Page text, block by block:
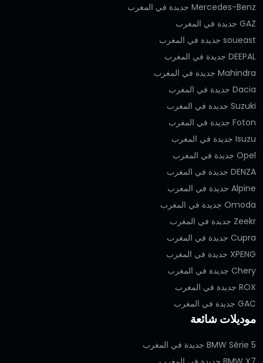
Mercedes-Benz جديدة في المغرب
GAZ جديدة في المغرب
soueast جديدة في المغرب
DEEPAL جديدة في المغرب
Mahindra جديدة في المغرب
Dacia جديدة في المغرب
Suzuki جديدة في المغرب
Foton جديدة في المغرب
Isuzu جديدة في المغرب
Opel جديدة في المغرب
DENZA جديدة في المغرب
Alpine جديدة في المغرب
Omoda جديدة في المغرب
Zeekr جديدة في المغرب
Cupra جديدة في المغرب
XPENG جديدة في المغرب
Chery جديدة في المغرب
ROX جديدة في المغرب
GAC جديدة في المغرب
موديلات شائعة
BMW Série 5 جديدة في المغرب